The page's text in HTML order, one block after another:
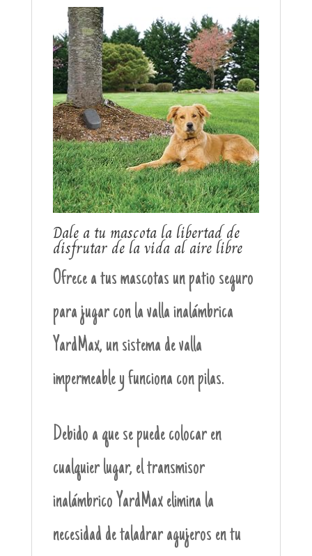
Dale a tu mascota la libertad de
disfrutar de la vida al aire libre
Ofrece a tus mascotas un patio seguro
para jugar con la valla inalámbrica
YardMax, un sistema de valla
impermeable y funciona con pilas.
Debido a que se puede colocar en
cualquier lugar, el transmisor
inalámbrico YardMax elimina la
necesidad de taladrar agujeros en tu